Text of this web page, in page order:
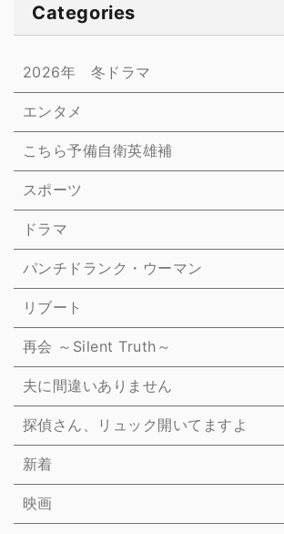
Categories
2026年 冬ドラマ
エンタメ
こちら予備自衛英雄補
スポーツ
ドラマ
パンチドランク・ウーマン
リブート
再会 ～Silent Truth～
夫に間違いありません
探偵さん、リュック開いてますよ
新着
映画